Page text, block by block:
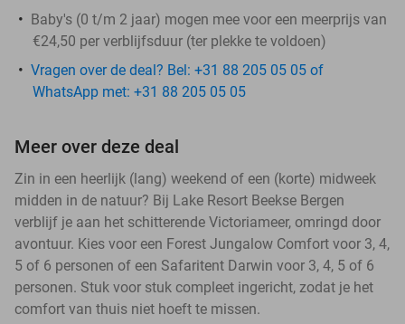
Baby's (0 t/m 2 jaar) mogen mee voor een meerprijs van
€24,50 per verblijfsduur (ter plekke te voldoen)
Vragen over de deal? Bel: +31 88 205 05 05 of
WhatsApp met: +31 88 205 05 05
Meer over deze deal
Zin in een heerlijk (lang) weekend of een (korte) midweek
midden in de natuur? Bij Lake Resort Beekse Bergen
verblijf je aan het schitterende Victoriameer, omringd door
avontuur. Kies voor een Forest Jungalow Comfort voor 3, 4,
5 of 6 personen of een Safaritent Darwin voor 3, 4, 5 of 6
personen. Stuk voor stuk compleet ingericht, zodat je het
comfort van thuis niet hoeft te missen.